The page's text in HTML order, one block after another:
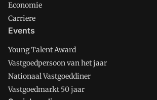
Economie
Carriere
Events
Young Talent Award
Vastgoedpersoon van het jaar
Nationaal Vastgoeddiner
Vastgoedmarkt 50 jaar